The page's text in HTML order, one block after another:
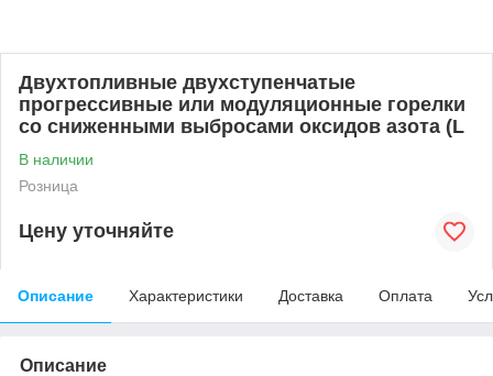
Двухтопливные двухступенчатые
прогрессивные или модуляционные горелки
со сниженными выбросами оксидов азота (L
В наличии
Розница
Цену уточняйте
Описание Характеристики Доставка Оплата
Описание